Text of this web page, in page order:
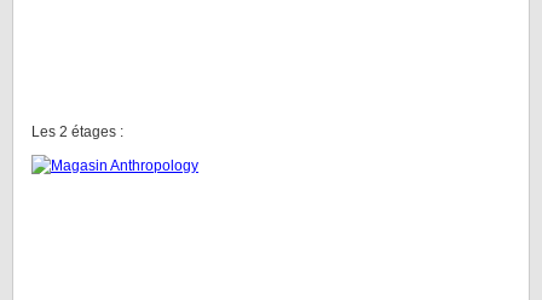
Les 2 étages :